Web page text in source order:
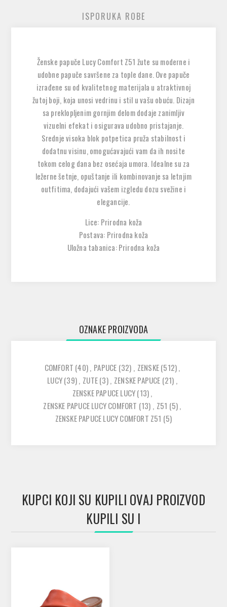
ISPORUKA ROBE
Ženske papuče Lucy Comfort Z51 žute su moderne i
udobne papuče savršene za tople dane. Ove papuče
izrađene su od kvalitetnog materijala u atraktivnoj
žutoj boji, koja unosi vedrinu i stil u vašu obuću. Dizajn
sa preklopljenim gornjim delom dodaje zanimljiv
vizuelni efekat i osigurava udobno pristajanje.
Srednje visoka blok potpetica pruža stabilnost i
dodatnu visinu, omogućavajući vam da ih nosite
tokom celog dana bez osećaja umora. Idealne su za
ležerne šetnje, opuštanje ili kombinovanje sa letnjim
outfitima, dodajući vašem izgledu dozu svežine i
elegancije.
Lice: Prirodna koža
Postava: Prirodna koža
Uložna tabanica: Prirodna koža
OZNAKE PROIZVODA
COMFORT (40), PAPUCE (32) , ZENSKE(512),
LUCY(39), ZUTE(3), ZENSKE PAPUCE (21) ,
ZENSKE PAPUCE LUCY(13),
ZENSKE PAPUCE LUCY COMFORT (13) , Z51 (5),
ZENSKE PAPUCE LUCY COMFORT Z51 (5)
KUPCI KOJI SU KUPILI OVAJ PROIZVOD
KUPILI SU I